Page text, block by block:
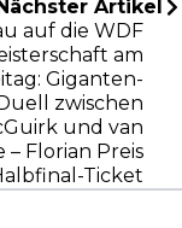
Nächster Artikel
auf die WDF
am
Giganten-
Duell zwischen
und van
– Florian Preis
Ticket